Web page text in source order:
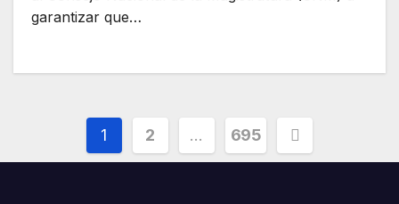
garantizar que…
Paginación
de
1 2 … 695